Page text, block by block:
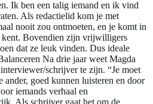
Ik ben een talig iemand en ik vind
Als redactielid kom je met
nooit zou ontmoeten, en je komt in
kent. Bovendien zijn vrijwilligers
dat ze leuk vinden. Dus ideale
Na drie jaar weet Magda
schrijver te zijn. “Je moet
ander, goed kunnen luisteren en door
iemands verhaal en
Als schrijver gaat het om de